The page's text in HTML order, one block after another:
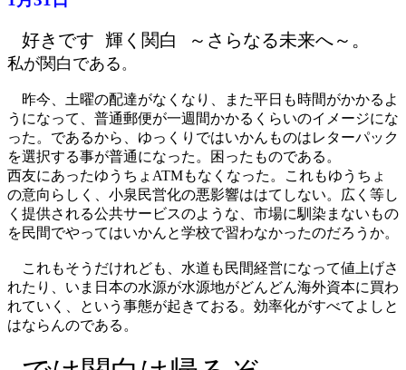
好きです 輝く関白 ～さらなる未来へ～。
私が関白である 。
昨今、土曜の配達がなくなり、また平日も時間がかかるよ
うになって、普通郵便が一週間かかるくらいのイメージにな
った。であるから、ゆっくりではいかんものはレターパック
を選択する事が普通になった。困ったものである。
西友にあったゆうちょATMもなくなった。これもゆうちょ
の意向らしく、小泉民営化の悪影響ははてしない。広く等し
く提供される公共サービスのような、市場に馴染まないもの
を民間でやってはいかんと学校で習わなかったのだろうか。
これもそうだけれども、水道も民間経営になって値上げさ
れたり、いま日本の水源が水源地がどんどん海外資本に買わ
れていく、という事態が起きておる。効率化がすべてよしと
はならんのである。